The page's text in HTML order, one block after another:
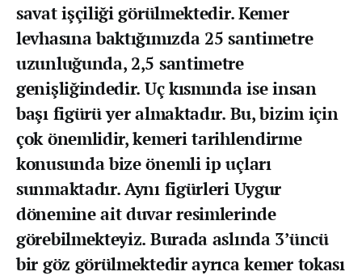
savat işçiliği görülmektedir. Kemer
levhasına baktığımızda 25 santimetre
uzunluğunda, 2,5 santimetre
genişliğindedir. Uç kısmında ise insan
başı figürü yer almaktadır. Bu, bizim için
çok önemlidir, kemeri tarihlendirme
konusunda bize önemli ip uçları
sunmaktadır. Aynı figürleri Uygur
dönemine ait duvar resimlerinde
görebilmekteyiz. Burada aslında 3’üncü
bir göz görülmektedir ayrıca kemer tokası